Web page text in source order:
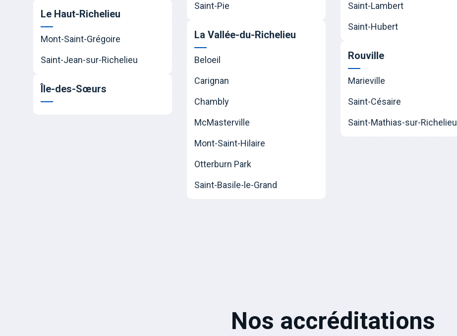
Le Haut-Richelieu
Mont-Saint-Grégoire
Saint-Jean-sur-Richelieu
Île-des-Sœurs
Saint-Pie
La Vallée-du-Richelieu
Beloeil
Carignan
Chambly
McMasterville
Mont-Saint-Hilaire
Otterburn Park
Saint-Basile-le-Grand
Saint-Lambert
Saint-Hubert
Rouville
Marieville
Saint-Césaire
Saint-Mathias-sur-Richelieu
Nos accréditations